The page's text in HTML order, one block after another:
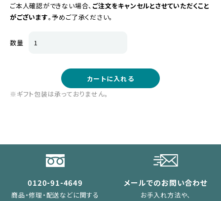
ご本人確認ができない場合、 ご注文をキャンセルとさせていただくこと
がございます。予めご了承ください。
数量
カートに入れる
※ギフト包装は承っておりません。
0120-91-4649
商品・修理・配送などに関する
メールでのお問い合わせ
お手入れ方法や、